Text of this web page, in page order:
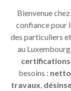
Bienvenue
confiance pour
des particuliers
au
besoins :
travaux